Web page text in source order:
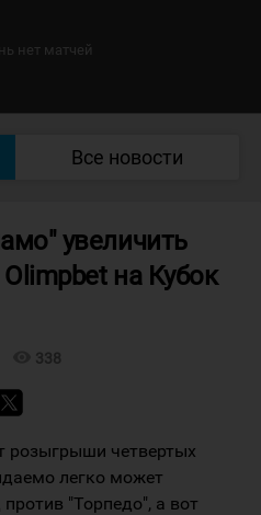
нет матчей
Все новости
увеличить
на Кубок
338
розыгрыши четвертых
легко может
"Торпедо", а вот